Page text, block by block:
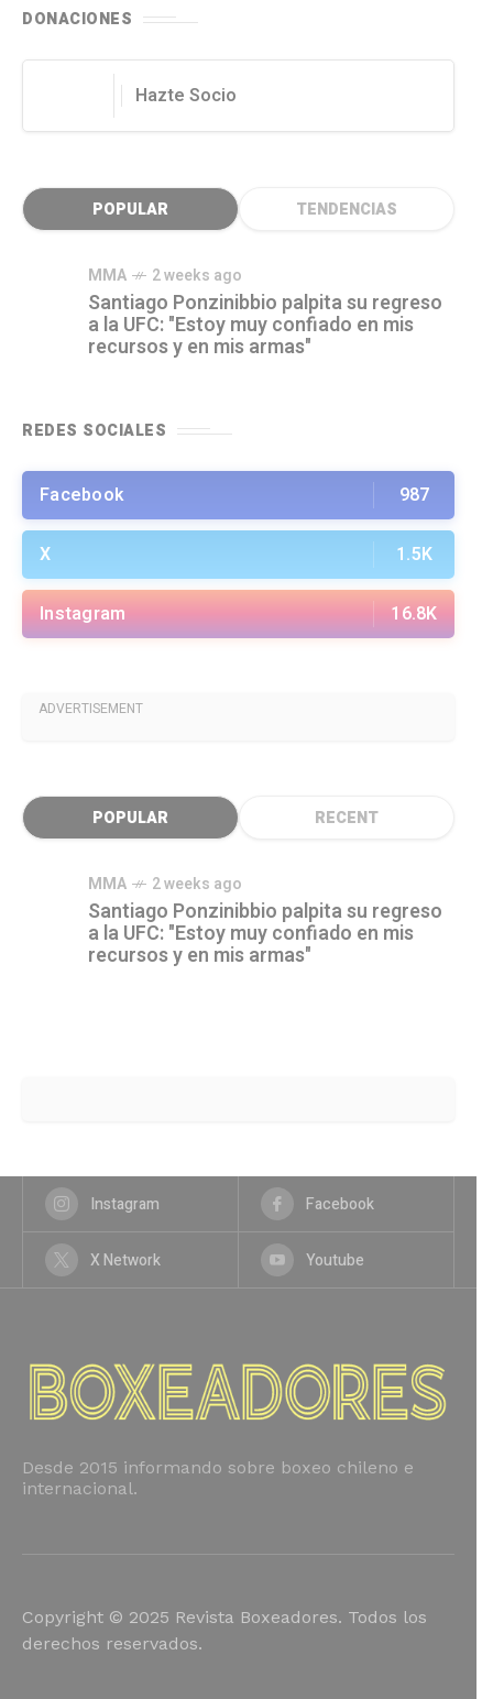
DONACIONES
Hazte Socio
POPULAR TENDENCIAS
MMA 2 weeks ago
Santiago Ponzinibbio palpita su regreso
a la UFC: "Estoy muy confiado en mis
recursos y en mis armas"
REDES SOCIALES
Facebook 987
X 1.5K
Instagram 16.8K
ADVERTISEMENT
POPULAR RECENT
MMA 2 weeks ago
Santiago Ponzinibbio palpita su regreso
a la UFC: "Estoy muy confiado en mis
recursos y en mis armas"
Instagram Facebook
X Network Youtube
Desde 2015 informando sobre boxeo chileno e
internacional.
Copyright © 2025 Revista Boxeadores. Todos los
derechos reservados.